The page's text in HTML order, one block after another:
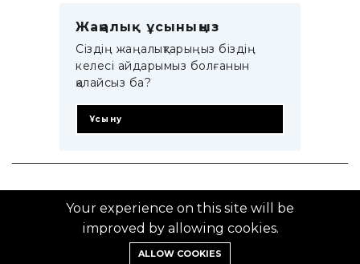
Жаңалық ұсыныңыз
Сіздің жаңалықтарыңыз біздің
келесі айдарымыз болғанын
қалайсыз ба?
Ұсыну
© 2014–2025 ZTB.KZ
Your experience on this site will be
improved by allowing cookies.
ALLOW COOKIES